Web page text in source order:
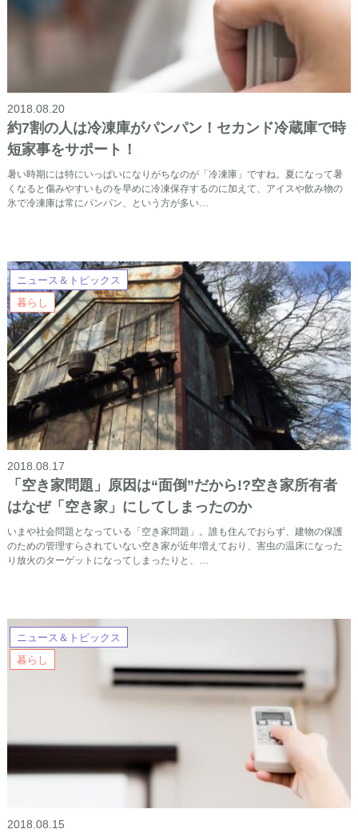
2018.08.20
約7割の人は冷凍庫がパンパン！セカンド冷蔵庫で時
短家事をサポート！
暑い時期には特にいっぱいになりがちなのが「冷凍庫」ですね。夏になって暑
くなると傷みやすいものを早めに冷凍保存するのに加えて、アイスや飲み物の
氷で冷凍庫は常にパンパン、という方が多い…
ニュース＆トピックス
暮らし
2018.08.17
「空き家問題」原因は“面倒”だから!?空き家所有者
はなぜ「空き家」にしてしまったのか
いまや社会問題となっている「空き家問題」。誰も住んでおらず、建物の保護
のための管理すらされていない空き家が近年増えており、害虫の温床になった
り放火のターゲットになってしまったりと、…
ニュース＆トピックス
暮らし
2018.08.15